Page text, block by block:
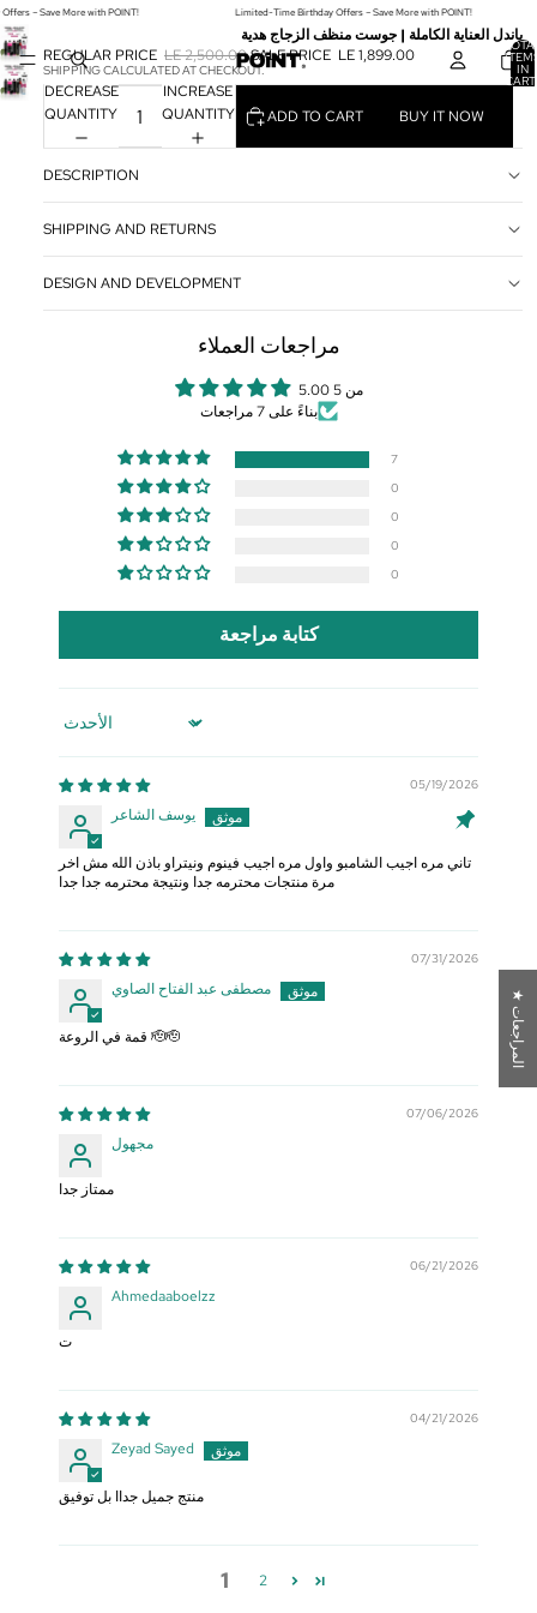
– Save More with POINT! Limited-Time Birthday Offers – Save More with POINT!
IN
باندل العناية الكاملة | جوست منظف الزجاج هدية
REGULAR PRICE LE 2,500.00SALE PRICE LE 1,899.00
SHIPPING CALCULATED AT CHECKOUT.
DECREASE
QUANTITY
INCREASE
QUANTITY
ADD TO CART BUY IT NOW
DESCRIPTION
SHIPPING AND RETURNS
DESIGN AND DEVELOPMENT
مراجعات العملاء
5.00 من 5
بناءً على 7 مراجعات
7
0
0
0
0
كتابة مراجعة
Sort by
05/19/2026
يوسف الشاعر
تاني مره اجيب الشامبو واول مره اجيب فينوم ونيتراو باذن الله مش اخر
مرة منتجات محترمه جدا ونتيجة محترمه جدا جدا
07/31/2026
مصطفى عبد الفتاح الصاوي
قمة في الروعة 🫡🫡
07/06/2026
مجهول
ممتاز جدا
06/21/2026
Ahmedaaboelzz
ت
04/21/2026
Zeyad Sayed
منتج جميل جداا بل توفيق
1 2
★
ا
ل
م
ر
ا
ج
ع
ا
ت